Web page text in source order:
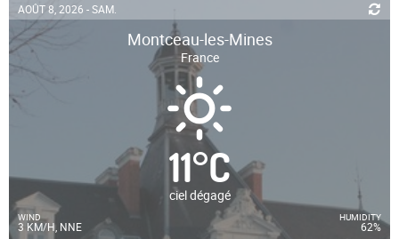
AOÛT 8, 2026 - SAM.
Montceau-les-Mines
France
11°C
ciel dégagé
WIND
3 KM/H, NNE
HUMIDITY
62%